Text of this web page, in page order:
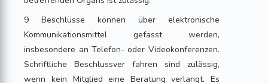
9 Beschlüsse können über elektronische
Kommunikationsmittel gefasst werden,
insbesondere an Telefon- oder Videokonferenzen.
Schriftliche Beschlussver fahren sind zulässig,
wenn kein Mitglied eine Beratung verlangt. Es